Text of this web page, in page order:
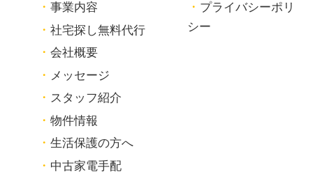
事業内容
社宅探し無料代行
会社概要
メッセージ
スタッフ紹介
物件情報
生活保護の方へ
中古家電手配
プライバシーポリ
シー